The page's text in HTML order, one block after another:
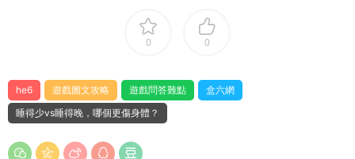
0 0
he6 遊戲圖文攻略 遊戲問答難點
盒六網
睡得少vs睡得晚，哪個更傷身體？